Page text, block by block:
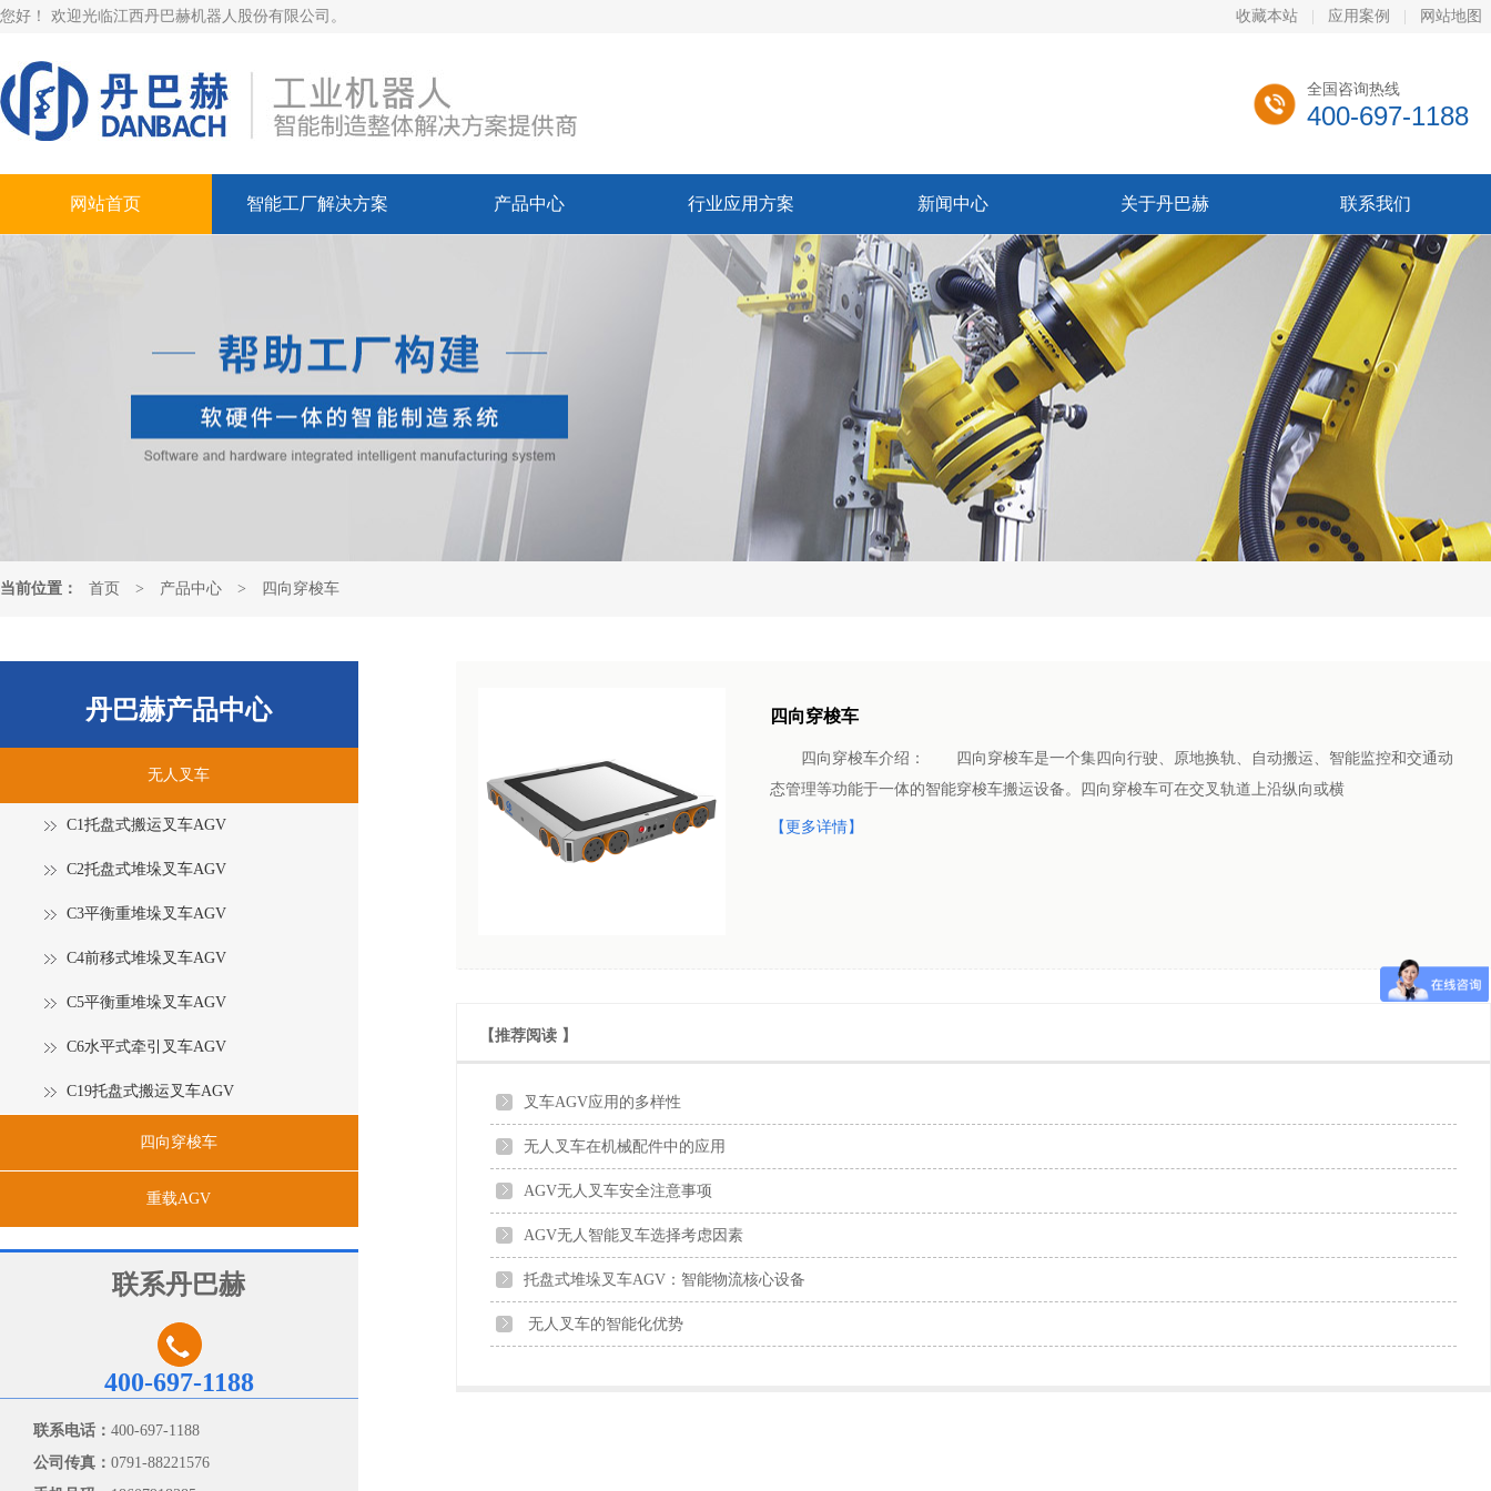
您好！ 欢迎光临江西丹巴赫机器人股份有限公司。 收藏本站 应用案例 网站地图
全国咨询热线
400-697-1188
网站首页 智能工厂解决方案 产品中心 行业应用方案 新闻中心 关于丹巴赫 联系我们
当前位置： 首页 > 产品中心 > 四向穿梭车
丹巴赫产品中心
无人叉车
C1托盘式搬运叉车AGV
C2托盘式堆垛叉车AGV
C3平衡重堆垛叉车AGV
C4前移式堆垛叉车AGV
C5平衡重堆垛叉车AGV
C6水平式牵引叉车AGV
C19托盘式搬运叉车AGV
四向穿梭车
重载AGV
联系丹巴赫
400-697-1188
联系电话： 400-697-1188
公司传真： 0791-88221576
四向穿梭车
四向穿梭车介绍： 四向穿梭车是一个集四向行驶、原地换轨、自动搬运、智能监控和交通动
态管理等功能于一体的智能穿梭车搬运设备。四向穿梭车可在交叉轨道上沿纵向或横
【更多详情】
【推荐阅读 】
叉车AGV应用的多样性
无人叉车在机械配件中的应用
AGV无人叉车安全注意事项
AGV无人智能叉车选择考虑因素
托盘式堆垛叉车AGV：智能物流核心设备
无人叉车的智能化优势